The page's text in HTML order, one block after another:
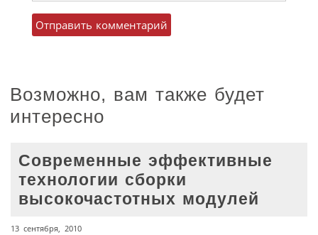
Возможно, вам также будет
интересно
Современные эффективные
технологии сборки
высокочастотных модулей
13 сентября, 2010